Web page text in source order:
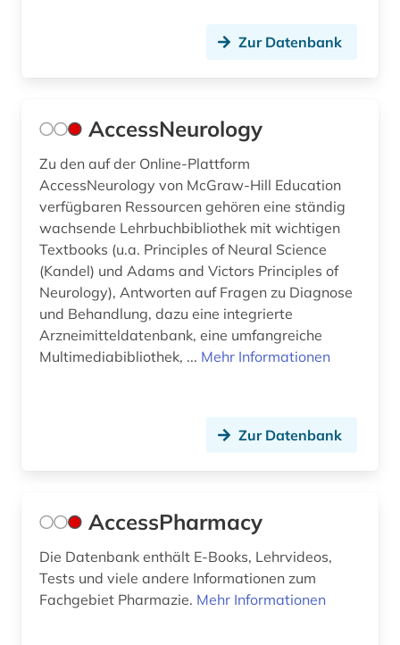
desinfektionsmittel (1)
deutsche forschungsgemeinschaft.
senatskommission zur prüfung
gesundheitsschädlicher arbeitsstoffe (1)
deutsche krankenhausgesellschaft (1)
deutschland (8)
devices &amp; systems (1)
diagramm (1)
dienstleistung (3)
differentialdiagnose (1)
Zur Datenbank
AccessNeurology
Zu den auf der Online-Plattform
AccessNeurology von McGraw-Hill Education
verfügbaren Ressourcen gehören eine ständig
wachsende Lehrbuchbibliothek mit wichtigen
Textbooks (u.a. Principles of Neural Science
(Kandel) und Adams and Victors Principles of
Neurology), Antworten auf Fragen zu Diagnose
und Behandlung, dazu eine integrierte
Arzneimitteldatenbank, eine umfangreiche
Multimediabibliothek, ... Mehr Informationen
Zur Datenbank
AccessPharmacy
Die Datenbank enthält E-Books, Lehrvideos,
Tests und viele andere Informationen zum
Fachgebiet Pharmazie. Mehr Informationen